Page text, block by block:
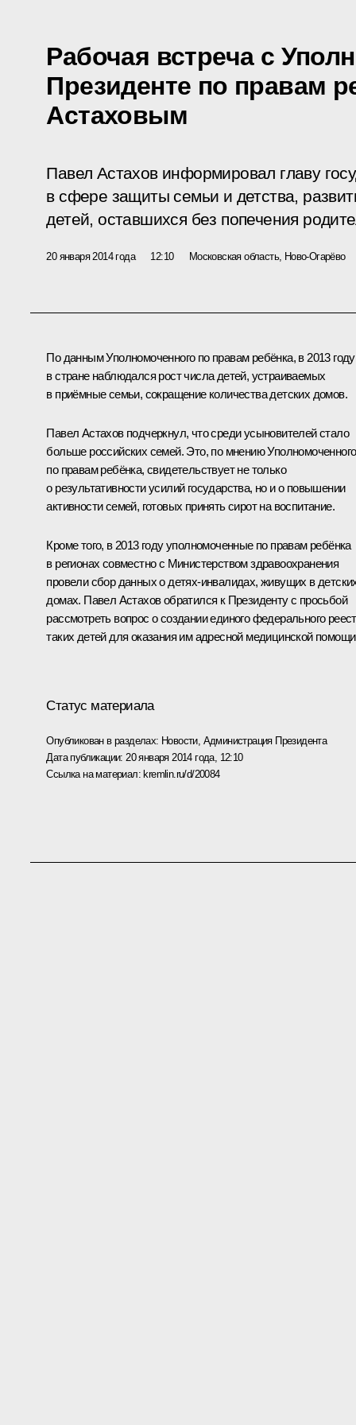
Рабочая встреча с
Президенте по правам
Астаховым
Павел Астахов информировал главу
в сфере защиты семьи и детства,
детей, оставшихся без попечения
20 января 2014 года 12:10 Московская область, Ново-Огарёво
По данным Уполномоченного по правам ребёнка, в 2013 году
в стране наблюдался рост числа детей, устраиваемых
в приёмные семьи, сокращение количества детских домов.
Павел Астахов подчеркнул, что среди усыновителей стало
больше российских семей. Это, по мнению Уполномоченного
по правам ребёнка, свидетельствует не только
о результативности усилий государства, но и о повышении
активности семей, готовых принять сирот на воспитание.
Кроме того, в 2013 году уполномоченные по правам ребёнка
в регионах совместно с Министерством здравоохранения
провели сбор данных о детях-инвалидах, живущих в
домах. Павел Астахов обратился к Президенту с просьбой
рассмотреть вопрос о создании единого федерального
таких детей для оказания им адресной медицинской
Статус материала
Опубликован в разделах: Новости, Администрация Президента
Дата публикации: 20 января 2014 года, 12:10
Ссылка на материал: kremlin.ru/d/20084